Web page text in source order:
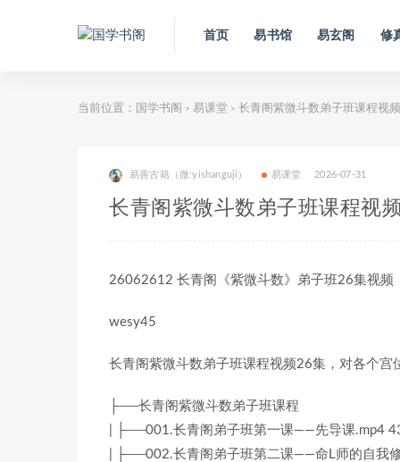
首页 易书馆 易玄阁 修
当前位置： 国学书阁 > 易课堂 > 长青阁紫微斗数弟子班课程视
易善古籍（微:yishanguji） 易课堂 2026-07-31
长青阁紫微斗数弟子班课程视
26062612 长青阁《紫微斗数》弟子班26集视频
wesy45
长青阁紫微斗数弟子班课程视频26集，对各个宫
├──长青阁紫微斗数弟子班课程
| ├──001.长青阁弟子班第一课——先导课.mp4
| ├──002.长青阁弟子班第二课——命L师的自我